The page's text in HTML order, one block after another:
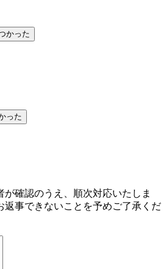
かった
った
が確認のうえ、順次対応いたしま
返事できないことを予めご了承くだ